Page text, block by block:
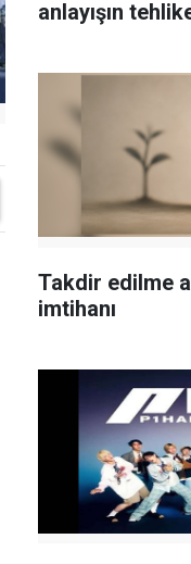
anlayışın
Takdir edilme
imtihanı